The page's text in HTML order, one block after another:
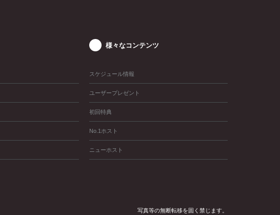
様々なコンテンツ
スケジュール情報
ユーザープレゼント
初回特典
No.1ホスト
ニューホスト
写真等の無断転移を固く禁じます。